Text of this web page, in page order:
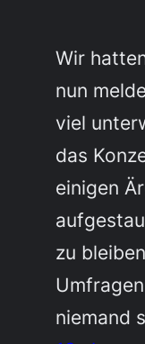
Wir
nun
viel
das
einigen
zu
niemand